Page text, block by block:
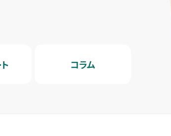
コラム